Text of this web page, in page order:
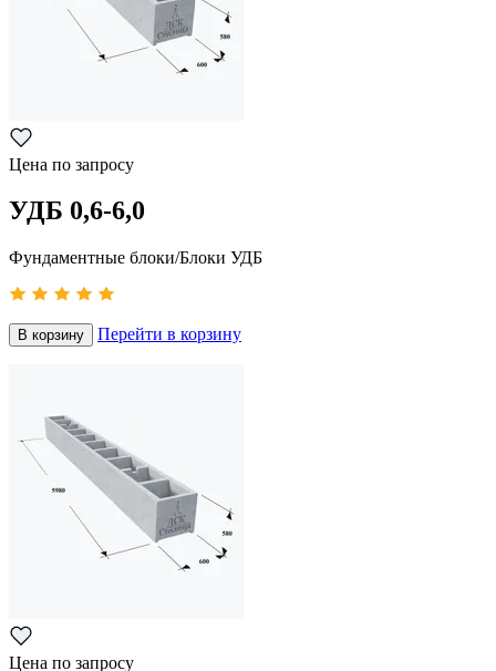
Цена по запросу
УДБ 0,6-6,0
Фундаментные блоки/Блоки УДБ
В корзину Перейти в корзину
Цена по запросу